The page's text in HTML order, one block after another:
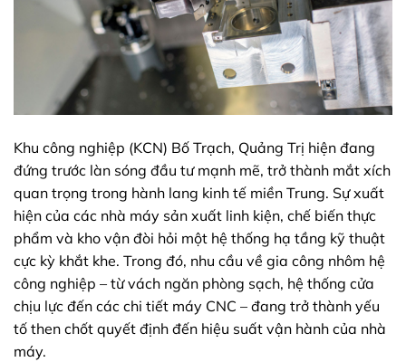
Khu công nghiệp (KCN) Bố Trạch, Quảng Trị hiện đang
đứng trước làn sóng đầu tư mạnh mẽ, trở thành mắt xích
quan trọng trong hành lang kinh tế miền Trung. Sự xuất
hiện của các nhà máy sản xuất linh kiện, chế biến thực
phẩm và kho vận đòi hỏi một hệ thống hạ tầng kỹ thuật
cực kỳ khắt khe. Trong đó, nhu cầu về gia công nhôm hệ
công nghiệp – từ vách ngăn phòng sạch, hệ thống cửa
chịu lực đến các chi tiết máy CNC – đang trở thành yếu
tố then chốt quyết định đến hiệu suất vận hành của nhà
máy.